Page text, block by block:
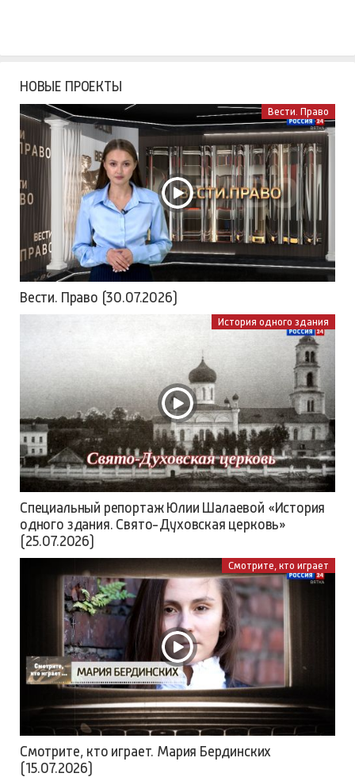
НОВЫЕ ПРОЕКТЫ
Вести. Право
Вести. Право (30.07.2026)
История одного здания
Специальный репортаж Юлии Шалаевой «История
одного здания. Свято-Духовская церковь»
(25.07.2026)
Смотрите, кто играет
Смотрите, кто играет. Мария Бердинских
(15.07.2026)